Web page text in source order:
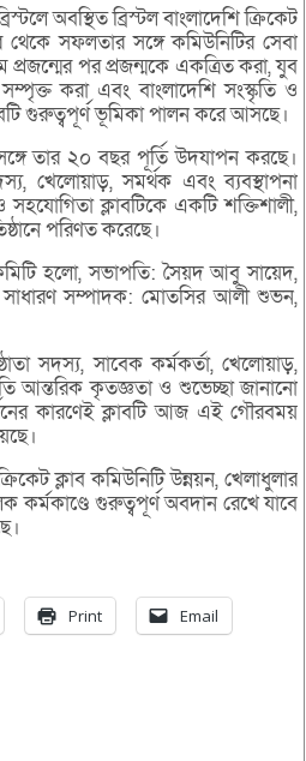
অবস্থিত ব্রিস্টল বাংলাদেশি ক্রিকেট
থেকে সফলতার সঙ্গে কমিউনিটির সেবা
পর প্রজন্মকে একত্রিত করা, যুব
করা এবং বাংলাদেশি সংস্কৃতি ও
গুরুত্বপূর্ণ ভূমিকা পালন করে আসছে।
তার ২০ বছর পূর্তি উদযাপন করছে।
খেলোয়াড়, সমর্থক এবং ব্যবস্থাপনা
সহযোগিতা ক্লাবটিকে একটি শক্তিশালী,
পরিণত করেছে।
হলো, সভাপতি: সৈয়দ আবু সায়েদ,
সাধারণ সম্পাদক: মোতসির আলী শুভন,
সদস্য, সাবেক কর্মকর্তা, খেলোয়াড়,
আন্তরিক কৃতজ্ঞতা ও শুভেচ্ছা জানানো
কারণেই ক্লাবটি আজ এই গৌরবময়
ক্লাব কমিউনিটি উন্নয়ন, খেলাধুলার
কর্মকাণ্ডে গুরুত্বপূর্ণ অবদান রেখে যাবে
Print Email